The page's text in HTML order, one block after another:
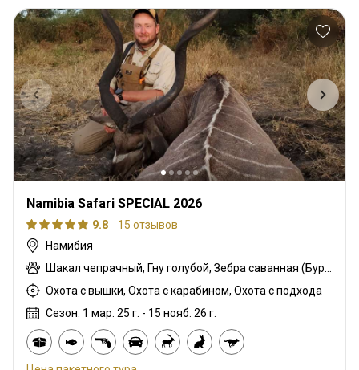
Namibia Safari SPECIAL 2026
9.8
15 отзывов
Намибия
Охота с вышки, Охота с карабином, Охота с подхода
Сезон: 1 мар. 25 г. - 15 нояб. 26 г.